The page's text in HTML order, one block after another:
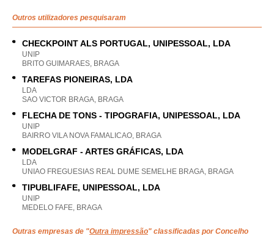
Outros utilizadores pesquisaram
CHECKPOINT ALS PORTUGAL, UNIPESSOAL, LDA
UNIP
BRITO GUIMARAES, BRAGA
TAREFAS PIONEIRAS, LDA
LDA
SAO VICTOR BRAGA, BRAGA
FLECHA DE TONS - TIPOGRAFIA, UNIPESSOAL, LDA
UNIP
BAIRRO VILA NOVA FAMALICAO, BRAGA
MODELGRAF - ARTES GRÁFICAS, LDA
LDA
UNIAO FREGUESIAS REAL DUME SEMELHE BRAGA, BRAGA
TIPUBLIFAFE, UNIPESSOAL, LDA
UNIP
MEDELO FAFE, BRAGA
Outras empresas de "Outra impressão" classificadas por Concelho